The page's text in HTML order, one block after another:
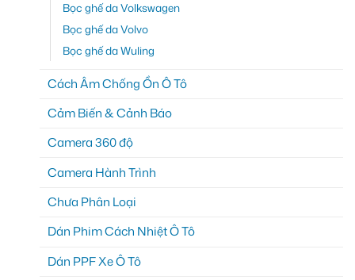
Bọc ghế da Volkswagen
Bọc ghế da Volvo
Bọc ghế da Wuling
Cách Âm Chống Ồn Ô Tô
Cảm Biến & Cảnh Báo
Camera 360 độ
Camera Hành Trình
Chưa Phân Loại
Dán Phim Cách Nhiệt Ô Tô
Dán PPF Xe Ô Tô